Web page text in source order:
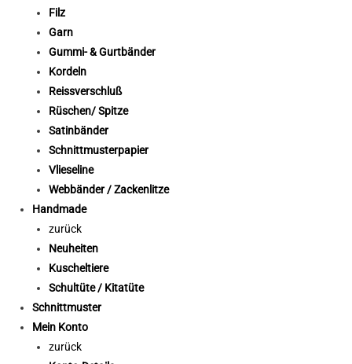
Filz
Garn
Gummi- & Gurtbänder
Kordeln
Reissverschluß
Rüschen/ Spitze
Satinbänder
Schnittmusterpapier
Vlieseline
Webbänder / Zackenlitze
Handmade
zurück
Neuheiten
Kuscheltiere
Schultüte / Kitatüte
Schnittmuster
Mein Konto
zurück